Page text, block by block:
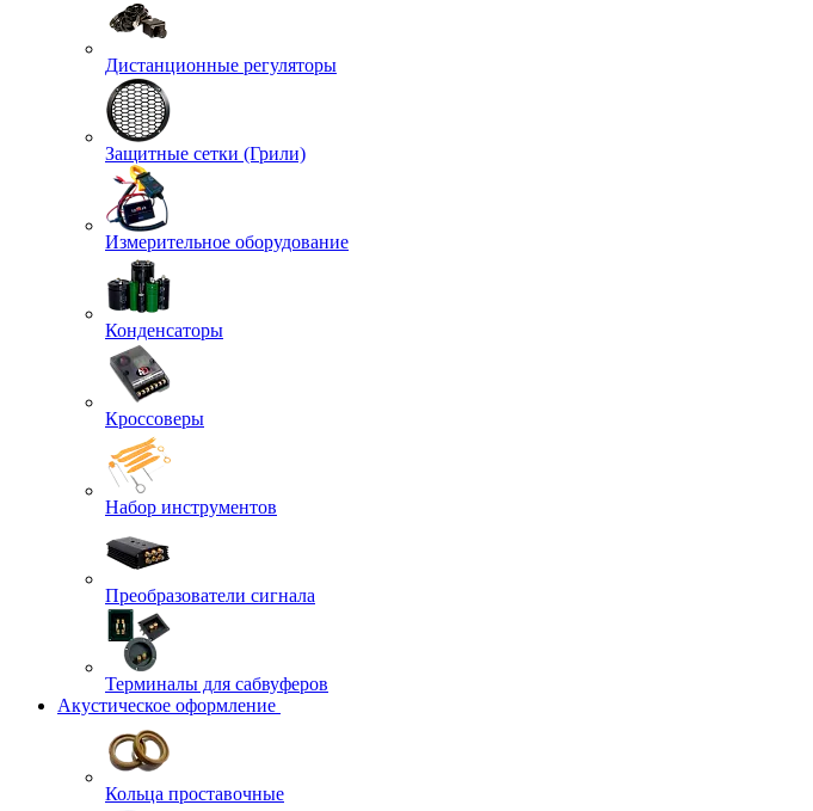
Дистанционные регуляторы
Защитные сетки (Грили)
Измерительное оборудование
Конденсаторы
Кроссоверы
Набор инструментов
Преобразователи сигнала
Терминалы для сабвуферов
Акустическое оформление
Кольца проставочные